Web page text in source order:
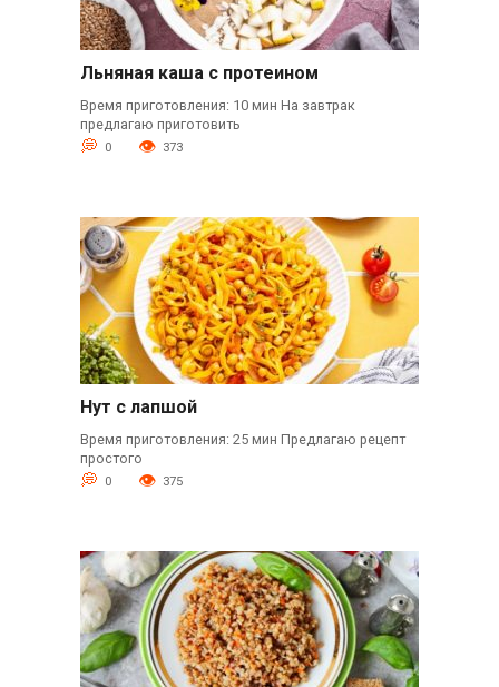
Льняная каша с протеином
Время приготовления: 10 мин На завтрак
предлагаю приготовить
0 373
Нут с лапшой
Время приготовления: 25 мин Предлагаю рецепт
простого
0 375